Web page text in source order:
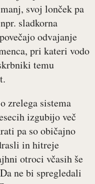
svoj lonček pa
sladkorna
odvajanje
pri kateri vodo
temu
zrelega sistema
izgubijo več
pa so običajno
in hitreje
otroci včasih še
ne bi spregledali